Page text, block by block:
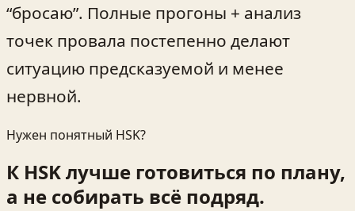
“бросаю”. Полные прогоны + анализ
точек провала постепенно делают
ситуацию предсказуемой и менее
нервной.
Нужен понятный HSK?
К HSK лучше готовиться по плану,
а не собирать всё подряд.